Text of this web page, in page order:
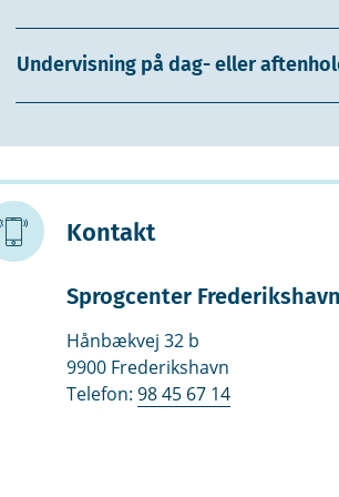
Undervisning på dag- eller
Kontakt
Sprogcenter
Hånbækvej 32 b
9900 Frederikshavn
Telefon: 98 45 67 14